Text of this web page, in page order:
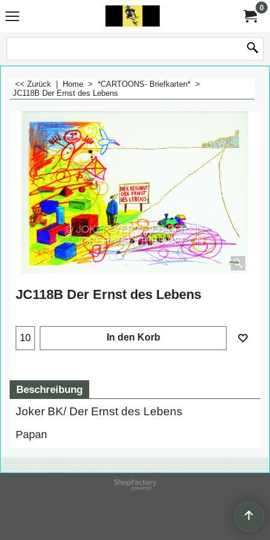
0
<< Zurück Home > *CARTOONS- Briefkarten* >
JC118B Der Ernst des Lebens
JC118B Der Ernst des Lebens
In den Korb
Beschreibung
Joker BK/ Der Ernst des Lebens
Papan
WebShop erstellt mit
ShopFactory Shop